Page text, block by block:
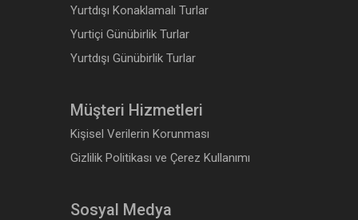
Yurtdışı Konaklamalı Turlar
Yurtiçi Günübirlik Turlar
Yurtdışı Günübirlik Turlar
Müşteri Hizmetleri
Kişisel Verilerin Korunması
Gizlilik Politikası ve Çerez Kullanımı
Sosyal Medya